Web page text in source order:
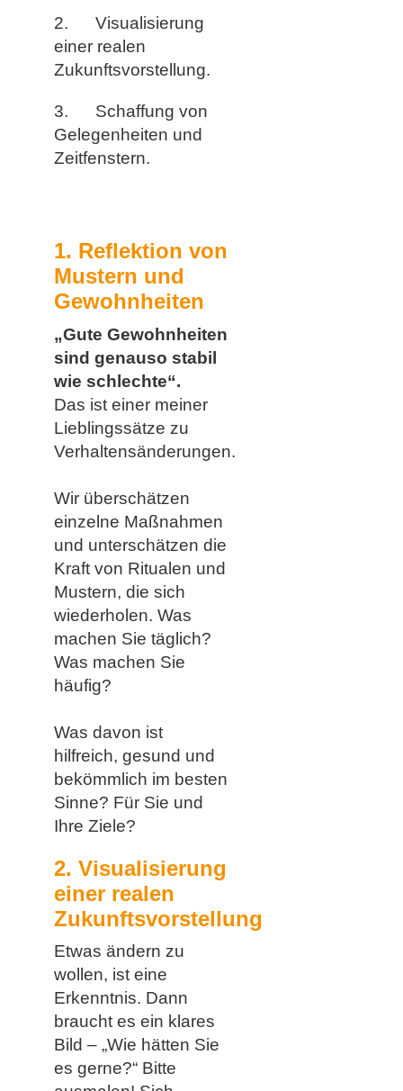
2. Visualisierung
einer realen
Zukunftsvorstellung.
3. Schaffung von
Gelegenheiten und
Zeitfenstern.
1. Reflektion von
Mustern und
Gewohnheiten
„Gute Gewohnheiten
sind genauso stabil
wie schlechte“.
Das ist einer meiner
Lieblingssätze zu
Verhaltensänderungen.
Wir überschätzen
einzelne Maßnahmen
und unterschätzen die
Kraft von Ritualen und
Mustern, die sich
wiederholen. Was
machen Sie täglich?
Was machen Sie
häufig?
Was davon ist
hilfreich, gesund und
bekömmlich im besten
Sinne? Für Sie und
Ihre Ziele?
2. Visualisierung
einer realen
Zukunftsvorstellung
Etwas ändern zu
wollen, ist eine
Erkenntnis. Dann
braucht es ein klares
Bild – „Wie hätten Sie
es gerne?“ Bitte